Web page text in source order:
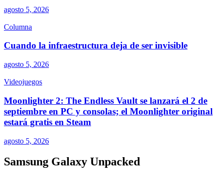
agosto 5, 2026
Columna
Cuando la infraestructura deja de ser invisible
agosto 5, 2026
Videojuegos
Moonlighter 2: The Endless Vault se lanzará el 2 de
septiembre en PC y consolas; el Moonlighter original
estará gratis en Steam
agosto 5, 2026
Samsung Galaxy Unpacked